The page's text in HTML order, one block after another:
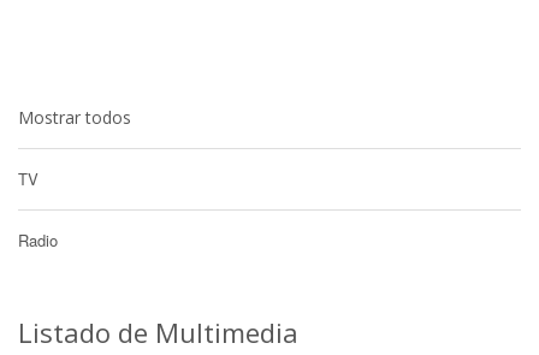
Mostrar todos
TV
Radio
Listado de Multimedia